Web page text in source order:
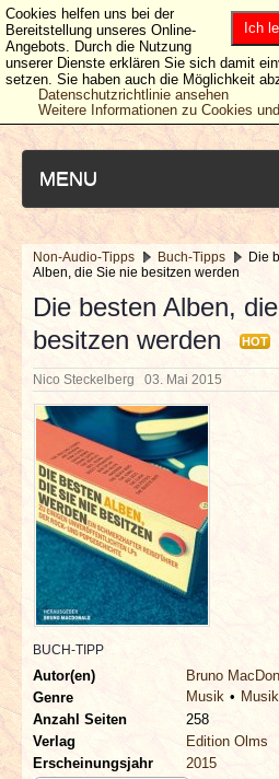
MENU
NEUESTE ARTIKEL
NEWS & DATES
BERICHTE
VERLOSUNGEN
INTERVIEWS
SPECIALS
REDAKTION
LINKS
ARCHIV
Non-Audio-Tipps Buch-Tipps
Die
Alben, die Sie nie besitzen werden
Die besten Alben,
besitzen werden
HOT
Nico Steckelberg 03. Mai 2015
BUCH-TIPP
Autor(en)
Bruno
Genre
Musik
Anzahl Seiten
258
Verlag
Edition Olms
Erscheinungsjahr
2015
Ich
Cookies helfen uns bei der
Bereitstellung unseres Online-
Angebots. Durch die Nutzung
unserer Dienste erklären Sie sich damit
setzen. Sie haben auch die Möglichkeit
Datenschutzrichtlinie ansehen
Weitere Informationen zu Cookies